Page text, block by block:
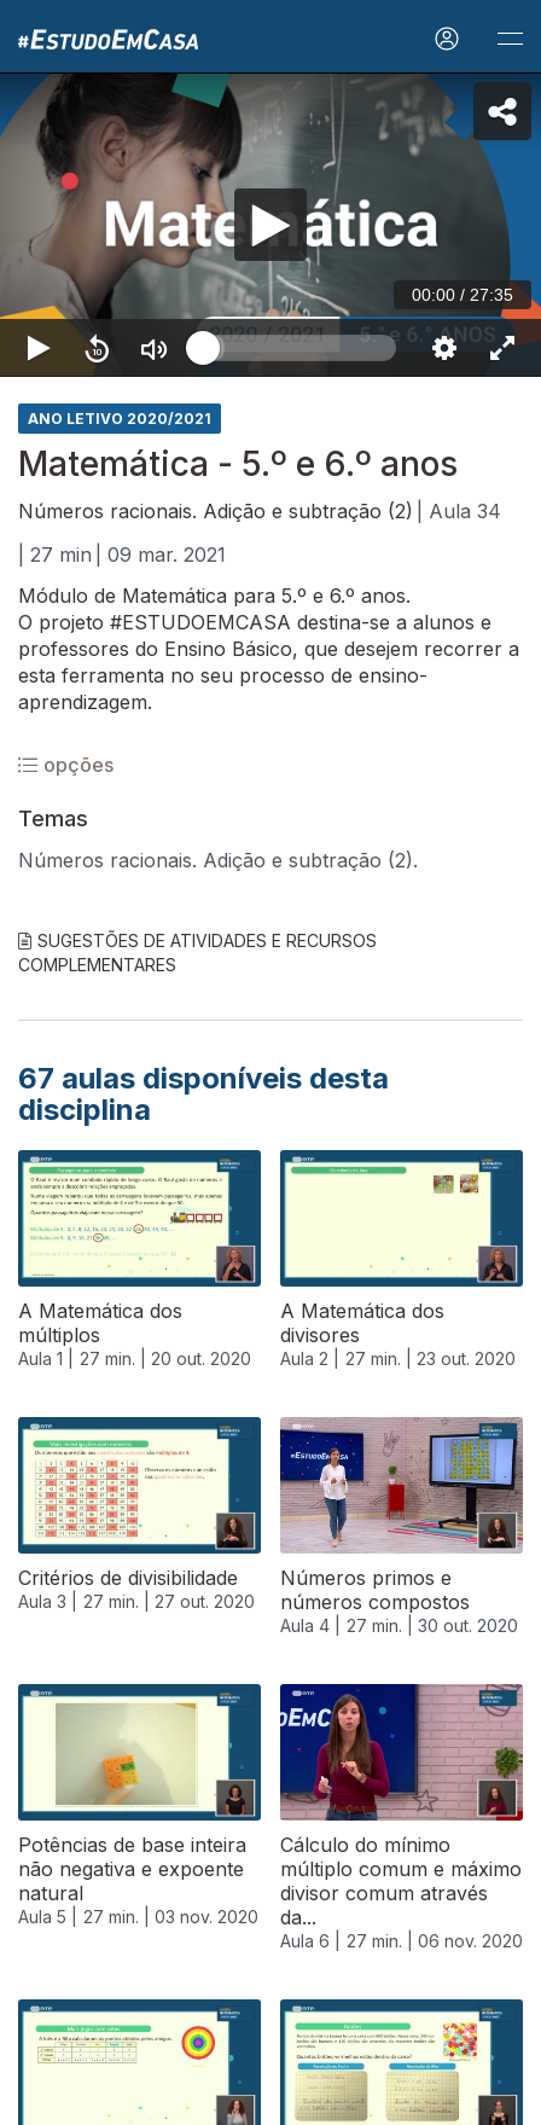
00:00 / 27:35
ANO LETIVO 2020/2021
Matemática - 5.º e 6.º anos
Números racionais. Adição e subtração (2)
| Aula 34
| 27 min
| 09 mar. 2021
Módulo de Matemática para 5.º e 6.º anos.
O projeto #ESTUDOEMCASA destina-se a alunos e
professores do Ensino Básico, que desejem recorrer a
esta ferramenta no seu processo de ensino-
aprendizagem.
opções
Temas
Números racionais. Adição e subtração (2).
SUGESTÕES DE ATIVIDADES E RECURSOS
COMPLEMENTARES
67 aulas disponíveis desta
disciplina
A Matemática dos
múltiplos
Aula 1 | 27 min. | 20 out. 2020
A Matemática dos
divisores
Aula 2 | 27 min. | 23 out. 2020
Critérios de divisibilidade
Aula 3 | 27 min. | 27 out. 2020
Números primos e
números compostos
Aula 4 | 27 min. | 30 out. 2020
Potências de base inteira
não negativa e expoente
natural
Aula 5 | 27 min. | 03 nov. 2020
Cálculo do mínimo
múltiplo comum e máximo
divisor comum através
da...
Aula 6 | 27 min. | 06 nov. 2020